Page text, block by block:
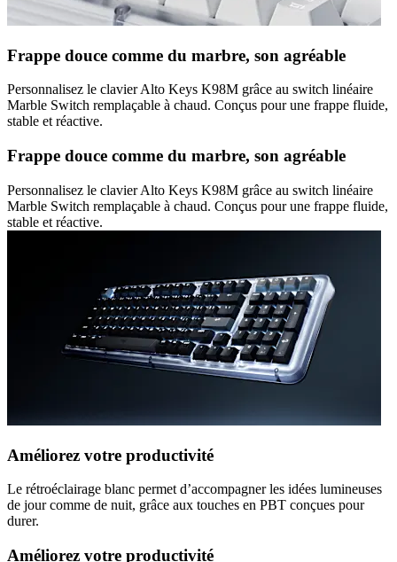
Frappe douce comme du marbre, son agréable
Personnalisez le clavier Alto Keys K98M grâce au switch linéaire
Marble Switch remplaçable à chaud. Conçus pour une frappe fluide,
stable et réactive.
Frappe douce comme du marbre, son agréable
Personnalisez le clavier Alto Keys K98M grâce au switch linéaire
Marble Switch remplaçable à chaud. Conçus pour une frappe fluide,
stable et réactive.
Améliorez votre productivité
Le rétroéclairage blanc permet d’accompagner les idées lumineuses
de jour comme de nuit, grâce aux touches en PBT conçues pour
durer.
Améliorez votre productivité